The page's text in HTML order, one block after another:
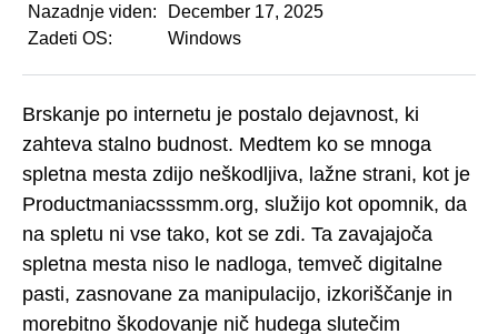
Nazadnje viden:
December 17, 2025
Zadeti OS:
Windows
Brskanje po internetu je postalo dejavnost, ki
zahteva stalno budnost. Medtem ko se mnoga
spletna mesta zdijo neškodljiva, lažne strani, kot je
Productmaniacsssmm.org, služijo kot opomnik, da
na spletu ni vse tako, kot se zdi. Ta zavajajoča
spletna mesta niso le nadloga, temveč digitalne
pasti, zasnovane za manipulacijo, izkoriščanje in
morebitno škodovanje nič hudega slutečim